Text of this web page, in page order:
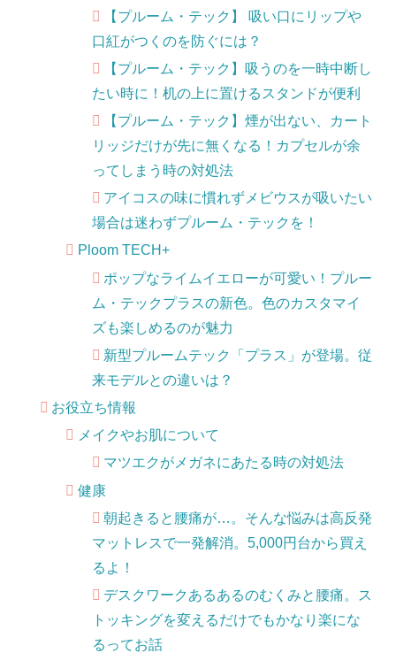
【プルーム・テック】 吸い口にリップや
口紅がつくのを防ぐには？
【プルーム・テック】吸うのを一時中断し
たい時に！机の上に置けるスタンドが便利
【プルーム・テック】煙が出ない、カート
リッジだけが先に無くなる！カプセルが余
ってしまう時の対処法
アイコスの味に慣れずメビウスが吸いたい
場合は迷わずプルーム・テックを！
Ploom TECH+
ポップなライムイエローが可愛い！プルー
ム・テックプラスの新色。色のカスタマイ
ズも楽しめるのが魅力
新型プルームテック「プラス」が登場。従
来モデルとの違いは？
お役立ち情報
メイクやお肌について
マツエクがメガネにあたる時の対処法
健康
朝起きると腰痛が…。そんな悩みは高反発
マットレスで一発解消。5,000円台から買え
るよ！
デスクワークあるあるのむくみと腰痛。ス
トッキングを変えるだけでもかなり楽にな
るってお話